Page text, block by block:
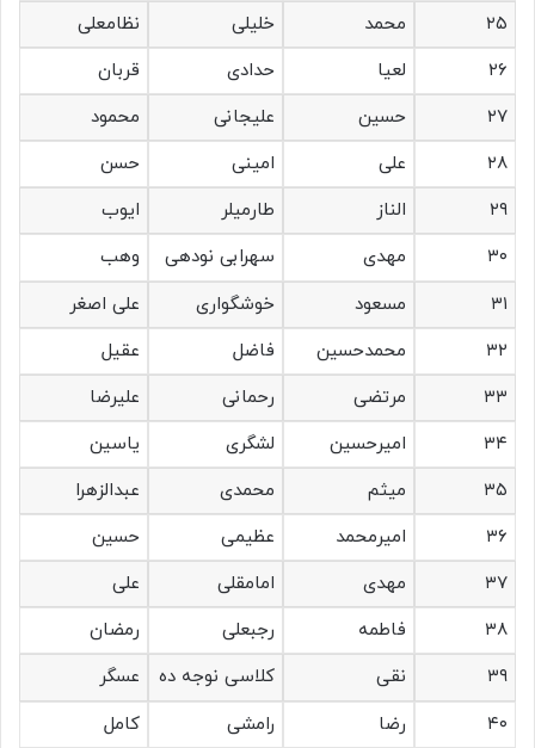
۲۵
محمد خلیلی
نظامعلی
۲۶
لعیا حدادی
قربان
۲۷
حسین علیجانی
محمود
۲۸
علی امینی
حسن
۲۹
الناز طارمیلر
ایوب
۳۰
مهدی سهرابی نودهی
وهب
۳۱
مسعود خوشگواری
علی اصغر
۳۲
محمدحسین فاضل
عقیل
۳۳
مرتضی رحمانی
علیرضا
۳۴
امیرحسین لشگری
یاسین
۳۵
میثم محمدی
عبدالزهرا
۳۶
امیرمحمد عظیمی
حسین
۳۷
مهدی امامقلی
علی
۳۸
فاطمه رجبعلی
رمضان
۳۹
نقی کلاسی نوجه ده
عسگر
۴۰
رضا رامشی
کامل